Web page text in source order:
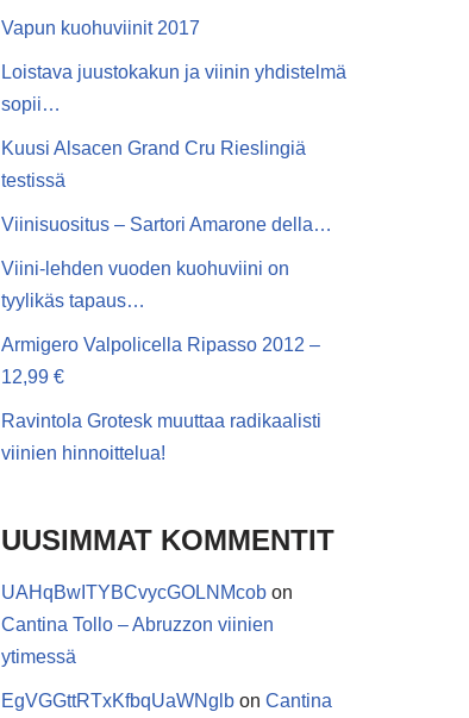
Vapun kuohuviinit 2017
Loistava juustokakun ja viinin yhdistelmä
sopii…
Kuusi Alsacen Grand Cru Rieslingiä
testissä
Viinisuositus – Sartori Amarone della…
Viini-lehden vuoden kuohuviini on
tyylikäs tapaus…
Armigero Valpolicella Ripasso 2012 –
12,99 €
Ravintola Grotesk muuttaa radikaalisti
viinien hinnoittelua!
UUSIMMAT KOMMENTIT
UAHqBwITYBCvycGOLNMcob on
Cantina Tollo – Abruzzon viinien
ytimessä
EgVGGttRTxKfbqUaWNglb on Cantina